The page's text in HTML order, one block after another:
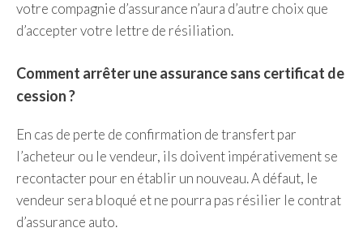
votre compagnie d’assurance n’aura d’autre choix que
d’accepter votre lettre de résiliation.
Comment arrêter une assurance sans certificat de
cession ?
En cas de perte de confirmation de transfert par
l’acheteur ou le vendeur, ils doivent impérativement se
recontacter pour en établir un nouveau. A défaut, le
vendeur sera bloqué et ne pourra pas résilier le contrat
d’assurance auto.